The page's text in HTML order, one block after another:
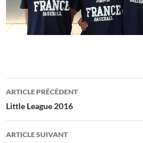
Navigation
des
articles
ARTICLE PRÉCÉDENT
Little League 2016
ARTICLE SUIVANT